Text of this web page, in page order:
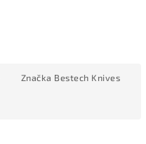
Značka Bestech Knives